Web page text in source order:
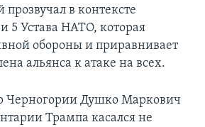
в контексте
5 Устава НАТО, которая
обороны и приравнивает
альянса к атаке на всех.
Черногории Душко Маркович
Трампа касался не